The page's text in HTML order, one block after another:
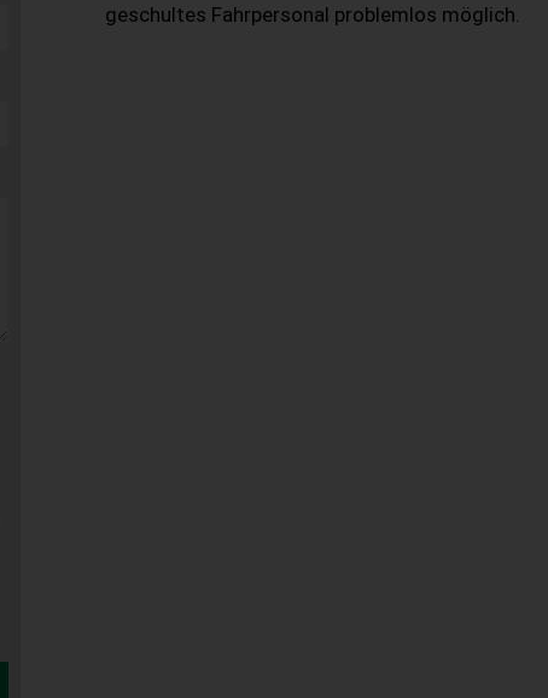
geschultes Fahrpersonal problemlos möglich.